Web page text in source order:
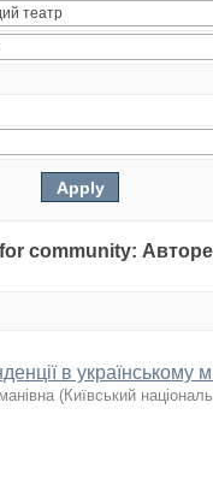
community:
в українському
(Київський